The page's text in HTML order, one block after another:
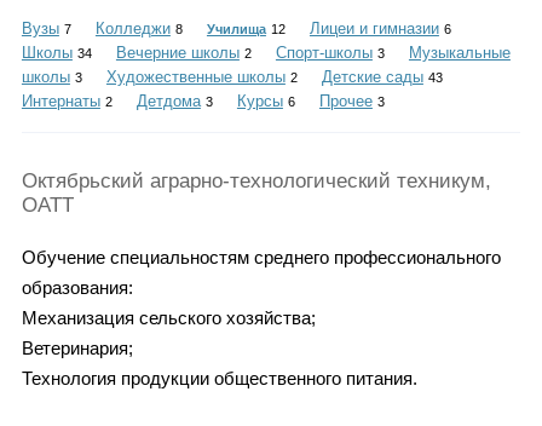
Инфо
Карты
Фотогалерея
Вузы 7 Колледжи 8 Училища 12 Лицеи и гимназии 6
Школы 34 Вечерние школы 2 Спорт-школы 3
Музыкальные
школы 3 Художественные школы 2 Детские сады 43
Интернаты 2 Детдома 3 Курсы 6 Прочее 3
Октябрьский аграрно-технологический техникум,
ОАТТ
Обучение специальностям среднего профессионального
образования:
Механизация сельского хозяйства;
Ветеринария;
Технология продукции общественного питания.